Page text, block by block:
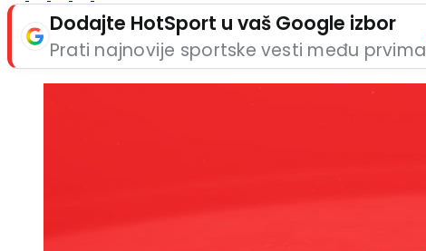
Dodajte HotSport u vaš Google izbor
Prati najnovije sportske vesti među prvima